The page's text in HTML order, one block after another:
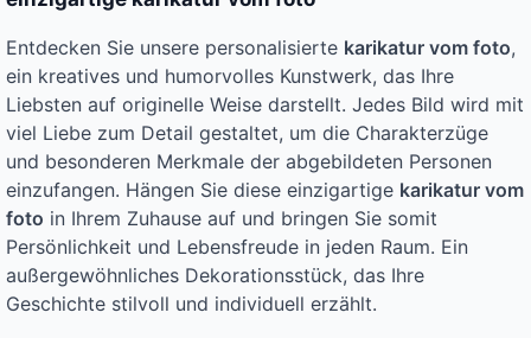
Entdecken Sie unsere personalisierte karikatur vom foto,
ein kreatives und humorvolles Kunstwerk, das Ihre
Liebsten auf originelle Weise darstellt. Jedes Bild wird mit
viel Liebe zum Detail gestaltet, um die Charakterzüge
und besonderen Merkmale der abgebildeten Personen
einzufangen. Hängen Sie diese einzigartige karikatur vom
foto in Ihrem Zuhause auf und bringen Sie somit
Persönlichkeit und Lebensfreude in jeden Raum. Ein
außergewöhnliches Dekorationsstück, das Ihre
Geschichte stilvoll und individuell erzählt.